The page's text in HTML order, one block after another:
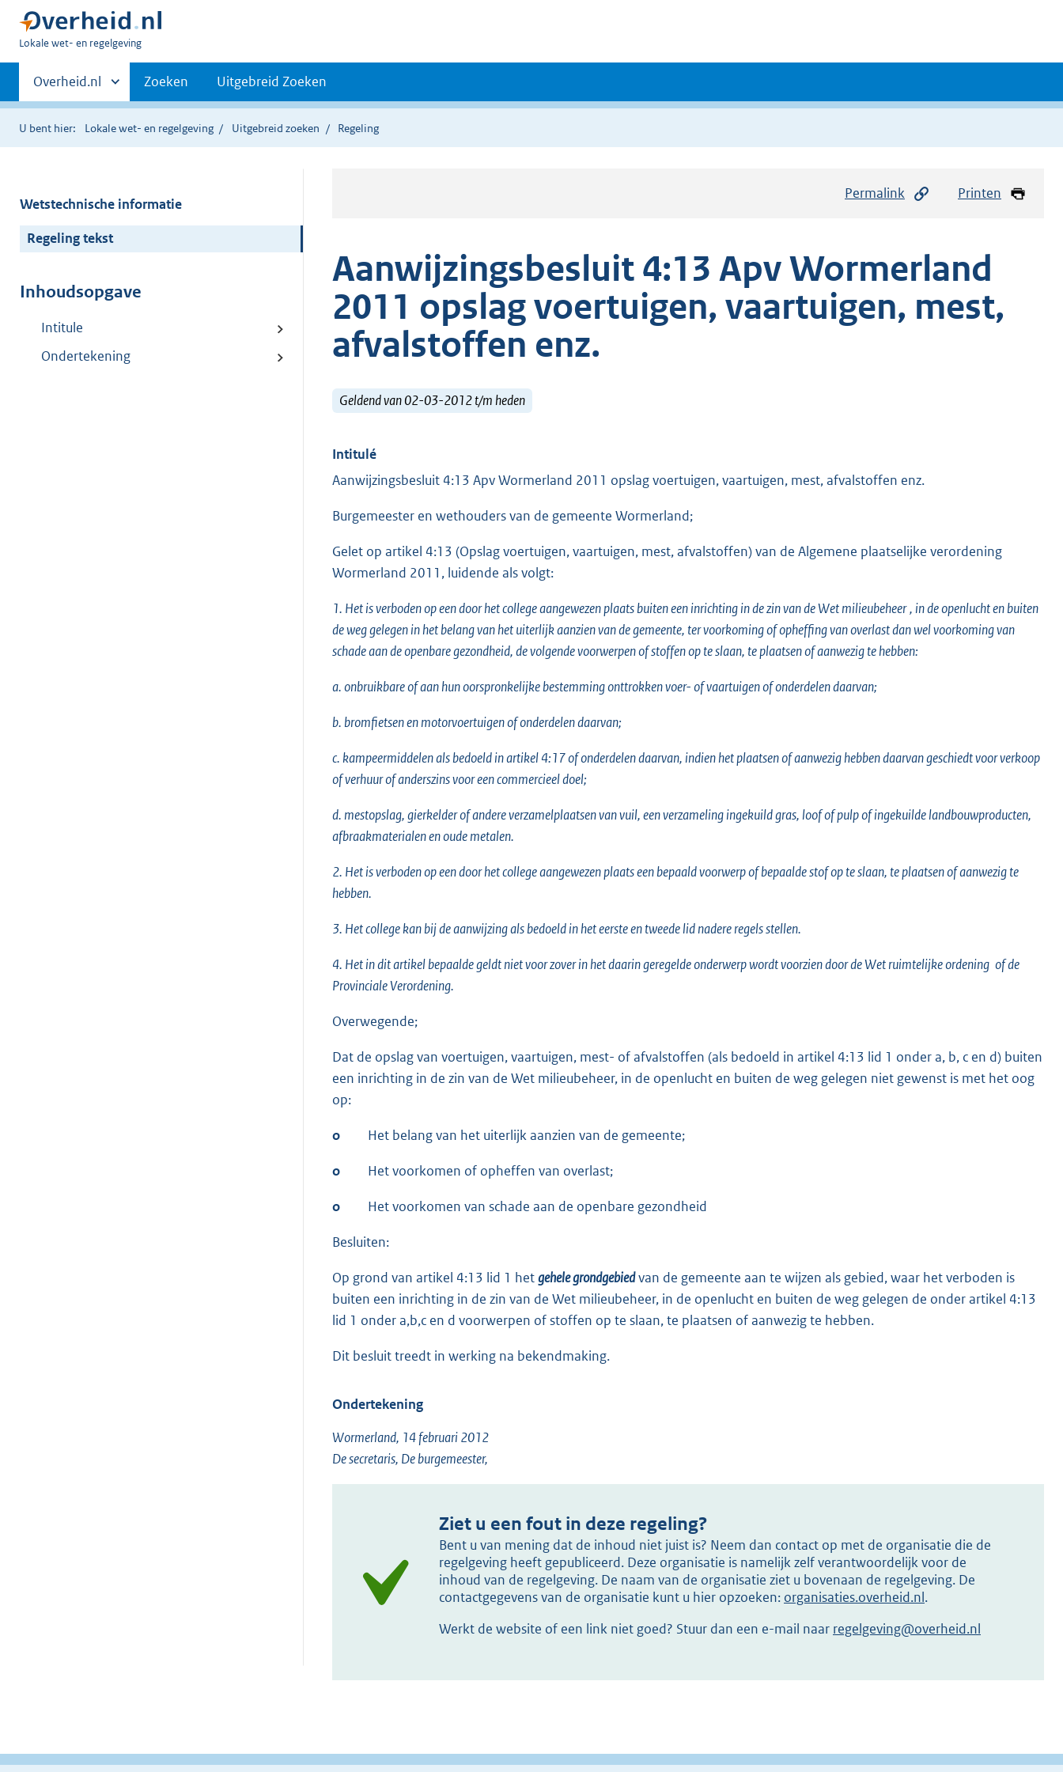
U
hier:
Lokale wet- en regelgeving
Primaire
navigatie
Andere
sites
binnen
Overheid.nl Zoeken Uitgebreid Zoeken
U bent hier: Lokale wet- en regelgeving Uitgebreid zoeken Regeling
Wetstechnische informatie
Regeling tekst
Inhoudsopgave
Intitule
Ondertekening
Permalink Printen
Aanwijzingsbesluit 4:13 Apv Wormerland
2011 opslag voertuigen, vaartuigen, mest,
afvalstoffen enz.
Geldend van 02-03-2012 t/m heden
Intitulé
Aanwijzingsbesluit 4:13 Apv Wormerland 2011 opslag voertuigen, vaartuigen, mest, afvalstoffen enz.
Burgemeester en wethouders van de gemeente Wormerland;
Gelet op artikel 4:13 (Opslag voertuigen, vaartuigen, mest, afvalstoffen) van de Algemene plaatselijke verordening
Wormerland 2011, luidende als volgt:
1. Het is verboden op een door het college aangewezen plaats buiten een inrichting in de zin van deWet milieubeheer, in de openlucht en buiten
de weg gelegen in het belang van het uiterlijk aanzien van de gemeente, ter voorkoming of opheffing van overlast dan wel voorkoming van
schade aan de openbare gezondheid, de volgende voorwerpen of stoffen op te slaan, te plaatsen of aanwezig te hebben:
a. onbruikbare of aan hun oorspronkelijke bestemming onttrokken voer- of vaartuigen of onderdelen daarvan;
b. bromfietsen en motorvoertuigen of onderdelen daarvan;
c. kampeermiddelen als bedoeld in artikel 4:17 of onderdelen daarvan, indien het plaatsen of aanwezig hebben daarvan geschiedt voor verkoop
of verhuur of anderszins voor een commercieel doel;
d. mestopslag, gierkelder of andere verzamelplaatsen van vuil, een verzameling ingekuild gras, loof of pulp of ingekuilde landbouwproducten,
afbraakmaterialen en oude metalen.
2. Het is verboden op een door het college aangewezen plaats een bepaald voorwerp of bepaalde stof op te slaan, te plaatsen of aanwezig te
hebben.
3. Het college kan bij de aanwijzing als bedoeld in het eerste en tweede lid nadere regels stellen.
4. Het in dit artikel bepaalde geldt niet voor zover in het daarin geregelde onderwerp wordt voorzien door deWet ruimtelijke ordening of de
Provinciale Verordening.
Overwegende;
Dat de opslag van voertuigen, vaartuigen, mest- of afvalstoffen (als bedoeld in artikel 4:13 lid 1 onder a, b, c en d) buiten
een inrichting in de zin van de Wet milieubeheer, in de openlucht en buiten de weg gelegen niet gewenst is met het oog
op:
o Het belang van het uiterlijk aanzien van de gemeente;
o Het voorkomen of opheffen van overlast;
o Het voorkomen van schade aan de openbare gezondheid
Besluiten:
Op grond van artikel 4:13 lid 1 hetgehele grondgebiedvan de gemeente aan te wijzen als gebied, waar het verboden is
buiten een inrichting in de zin van de Wet milieubeheer, in de openlucht en buiten de weg gelegen de onder artikel 4:13
lid 1 onder a,b,c en d voorwerpen of stoffen op te slaan, te plaatsen of aanwezig te hebben.
Dit besluit treedt in werking na bekendmaking.
Ondertekening
Wormerland, 14 februari 2012
De secretaris, De burgemeester,
Ziet u een fout in deze regeling?
Bent u van mening dat de inhoud niet juist is? Neem dan contact op met de organisatie die de
regelgeving heeft gepubliceerd. Deze organisatie is namelijk zelf verantwoordelijk voor de
inhoud van de regelgeving. De naam van de organisatie ziet u bovenaan de regelgeving. De
contactgegevens van de organisatie kunt u hier opzoeken: organisaties.overheid.nl.
Werkt de website of een link niet goed? Stuur dan een e-mail naar regelgeving@overheid.nl